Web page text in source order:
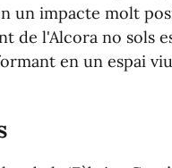
un impacte molt
de l'Alcora no sols
en un espai